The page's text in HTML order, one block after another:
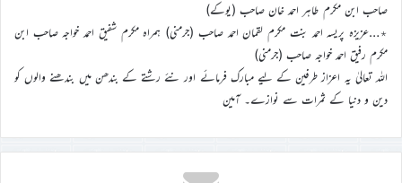
صاحب ابن مکرم طاہر احمد خان صاحب (یوکے)
٭…عزیزہ پریسہ احمد بنت مکرم لقمان احمد صاحب (جرمنی) ہمراہ مکرم شفیق احمد خواجہ صاحب ابن
مکرم رفیق احمد خواجہ صاحب (جرمنی)
اللہ تعالیٰ یہ اعزاز طرفین کے لیے مبارک فرمائے اور نئے رشتے کے بندھن میں بندھنے والوں کو
دین و دنیا کے ثمرات سے نوازے۔ آمین